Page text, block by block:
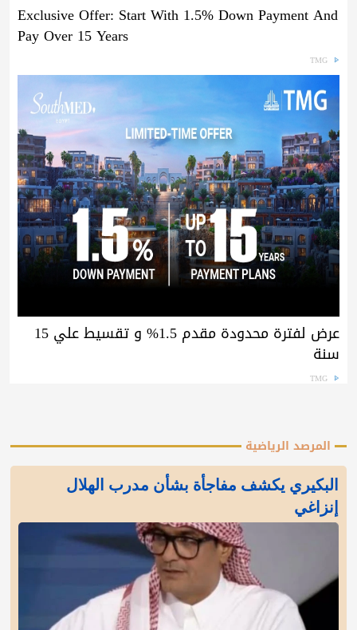
Exclusive Offer: Start With 1.5% Down Payment And
Pay Over 15 Years
TMG
عرض لفترة محدودة مقدم 1.5% و تقسيط علي 15
سنة
TMG
المرصد الرياضية
البكيري يكشف مفاجأة بشأن مدرب الهلال
إنزاغي